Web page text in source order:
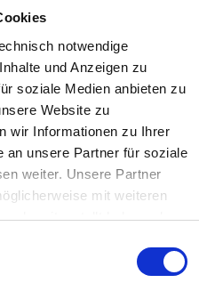
notwendige
und Anzeigen zu
soziale Medien anbieten zu
Website zu
wir Informationen zu Ihrer
an unsere Partner für soziale
weiter. Unsere Partner
mit weiteren
bereitgestellt haben oder